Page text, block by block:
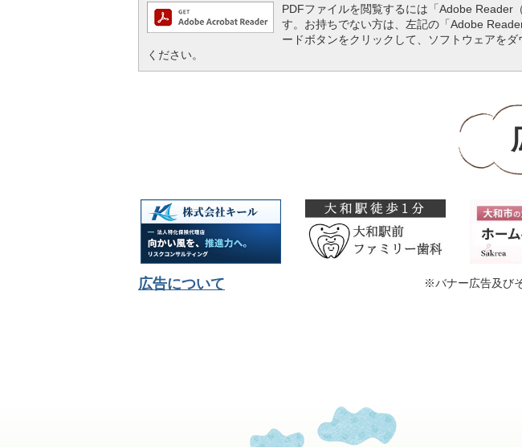
PDFファイルを閲覧するには「Adobe Reader
す。お持ちでない方は、左記の「Adobe
ードボタンをクリックして、ソフトウェアを
ください。
広告について ※バナー広告及び